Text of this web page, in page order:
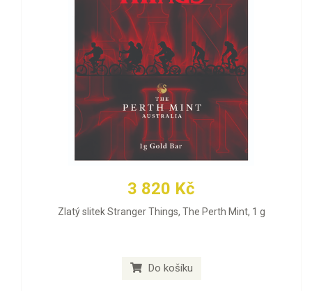
3 820 Kč
Zlatý slitek Stranger Things, The Perth Mint, 1 g
Do košíku